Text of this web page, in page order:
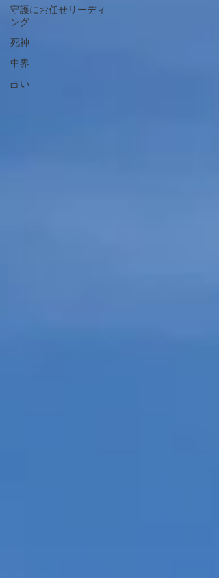
守護にお任せリーディ
ング
死神
中界
占い